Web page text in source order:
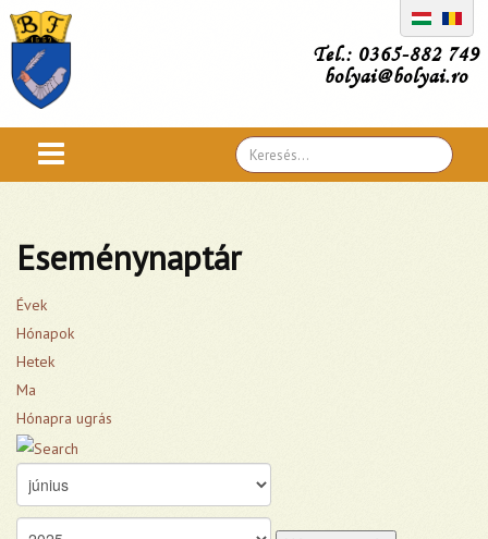
Tel.: 0365-882 749
bolyai@bolyai.ro
Search
...
Eseménynaptár
Évek
Hónapok
Hetek
Ma
Hónapra ugrás